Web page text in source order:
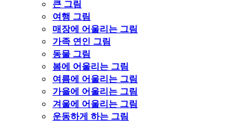
큰 그림
여행 그림
매장에 어울리는 그림
가족 연인 그림
동물 그림
봄에 어울리는 그림
여름에 어울리는 그림
가을에 어울리는 그림
겨울에 어울리는 그림
운동하게 하는 그림